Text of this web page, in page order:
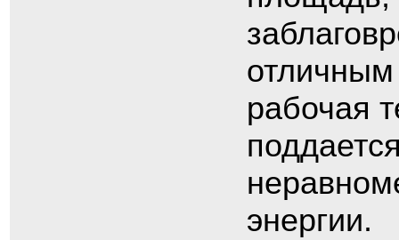
рабочая
энергии.